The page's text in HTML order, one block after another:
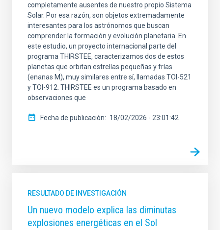
completamente ausentes de nuestro propio Sistema
Solar. Por esa razón, son objetos extremadamente
interesantes para los astrónomos que buscan
comprender la formación y evolución planetaria. En
este estudio, un proyecto internacional parte del
programa THIRSTEE, caracterizamos dos de estos
planetas que orbitan estrellas pequeñas y frías
(enanas M), muy similares entre sí, llamadas TOI-521
y TOI-912. THIRSTEE es un programa basado en
observaciones que
Fecha de publicación 18/02/2026 - 23:01:42
RESULTADO DE INVESTIGACIÓN
Un nuevo modelo explica las diminutas
explosiones energéticas en el Sol